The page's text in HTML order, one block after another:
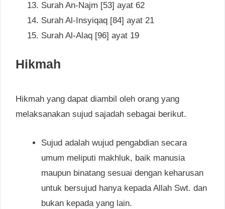
Surah An-Najm [53] ayat 62
Surah Al-Insyiqaq [84] ayat 21
Surah Al-Alaq [96] ayat 19
Hikmah
Hikmah yang dapat diambil oleh orang yang
melaksanakan sujud sajadah sebagai berikut.
Sujud adalah wujud pengabdian secara
umum meliputi makhluk, baik manusia
maupun binatang sesuai dengan keharusan
untuk bersujud hanya kepada Allah Swt. dan
bukan kepada yang lain.